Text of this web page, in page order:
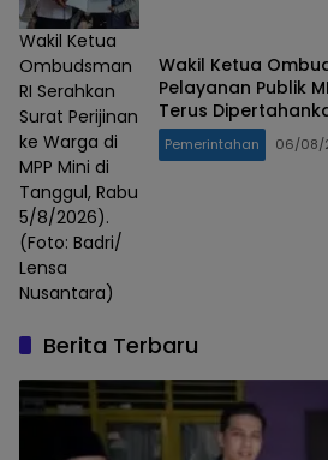
Wakil Ketua
Ombudsman
RI Serahkan
Surat Perijinan
ke Warga di
MPP Mini di
Tanggul, Rabu
5/8/2026).
(Foto: Badri/
Lensa
Nusantara)
Wakil Ketua
Pelayanan Publik
Terus
Pemerintahan 06/08/
Berita Terbaru